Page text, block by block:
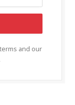
and our